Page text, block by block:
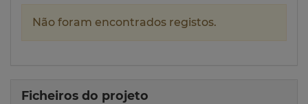
Não foram encontrados registos.
Ficheiros do projeto